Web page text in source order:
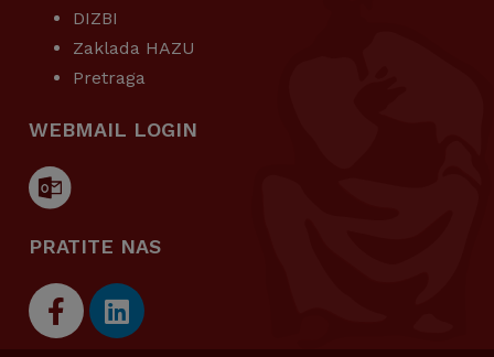
DIZBI
Zaklada HAZU
Pretraga
WEBMAIL LOGIN
PRATITE NAS